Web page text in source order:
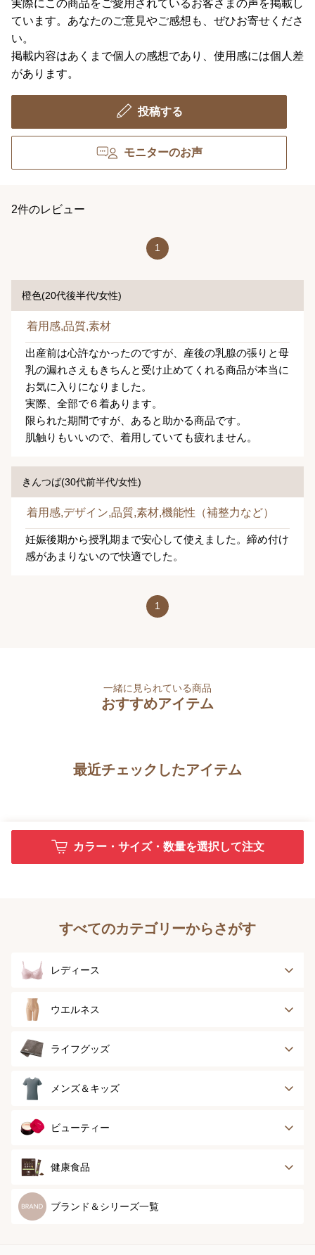
実際にこの商品をご愛用されているお客さまの声を掲載し
ています。あなたのご意見やご感想も、ぜひお寄せくださ
い。
掲載内容はあくまで個人の感想であり、使用感には個人差
があります。
投稿する
モニターのお声
2件のレビュー
1
橙色(20代後半代/女性)
着用感,品質,素材
出産前は心許なかったのですが、産後の乳腺の張りと母
乳の漏れさえもきちんと受け止めてくれる商品が本当に
お気に入りになりました。
実際、全部で６着あります。
限られた期間ですが、あると助かる商品です。
肌触りもいいので、着用していても疲れません。
きんつば(30代前半代/女性)
着用感,デザイン,品質,素材,機能性（補整力など）
妊娠後期から授乳期まで安心して使えました。締め付け
感があまりないので快適でした。
1
一緒に見られている商品
おすすめアイテム
最近チェックしたアイテム
カラー・サイズ・数量を選択して注文
すべてのカテゴリーからさがす
レディース
ブラジャー
ボディースーツ
ランジェリー
イツ
ウエルネス
健康サポート
スポーツ
ライフグッズ
アウター
グッズ
メンズ＆キッズ
メンズトップ
メンズソックス
ビューティー
スキンケア
スペシャルケア
健康食品
健康食品
ブランド＆シリーズ一覧